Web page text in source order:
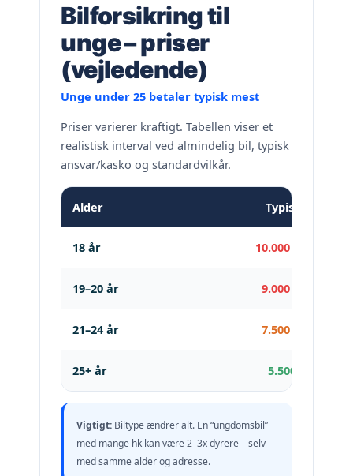
Bilforsikring til
unge – priser
(vejledende)
Unge under 25 betaler typisk mest
Priser varierer kraftigt. Tabellen viser et
realistisk interval ved almindelig bil, typisk
ansvar/kasko og standardvilkår.
Alder Typisk årlig
18 år 10.000 – 18.000
19–20 år 9.000 – 16.000
21–24 år 7.500 – 13.000
25+ år 5.500 – 9.000
Vigtigt: Biltype ændrer alt. En “ungdomsbil”
med mange hk kan være 2–3x dyrere – selv
med samme alder og adresse.